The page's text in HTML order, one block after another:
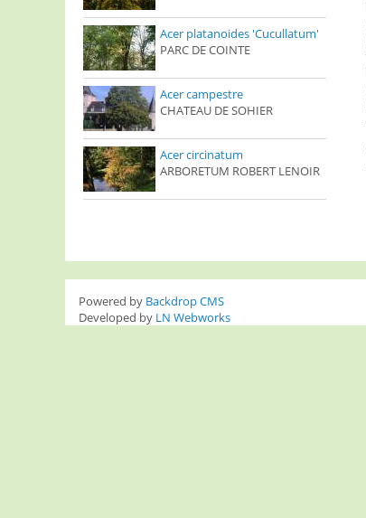
Acer platanoides 'Cucullatum'
PARC DE COINTE
Acer campestre
CHATEAU DE SOHIER
Acer circinatum
ARBORETUM ROBERT LENOIR
Powered by Backdrop CMS
Developed by LN Webworks